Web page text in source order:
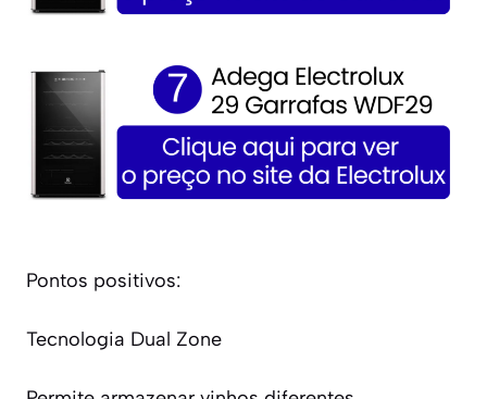
Pontos positivos:
Tecnologia Dual Zone